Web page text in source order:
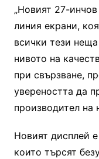
„Новият 27-
линия екрани,
всички тези
нивото на
при свързване,
увереността да
производител на
Новият дисплей
които търсят